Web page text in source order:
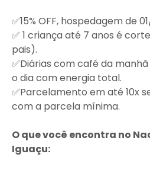
✅15% OFF, hospedagem de
✅ 1 criança até 7 anos é
pais).
✅Diárias com café da
o dia com energia total.
✅Parcelamento em até 10x
com a parcela mínima.
O que você encontra no
Iguaçu: